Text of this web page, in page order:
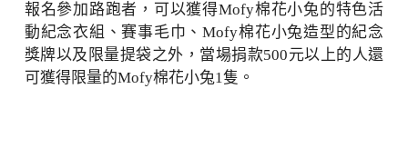
報名參加路跑者，可以獲得Mofy棉花小兔的特色活
動紀念衣組、賽事毛巾、Mofy棉花小兔造型的紀念
獎牌以及限量提袋之外，當場捐款500元以上的人還
可獲得限量的Mofy棉花小兔1隻。